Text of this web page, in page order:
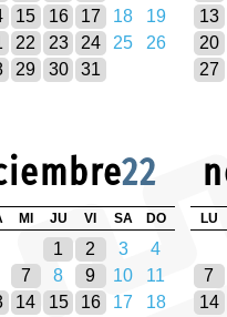
15 16 17 18
19
22 23 24 25
26
29 30 31
13
20
27
22
MI JU VI SA DO
1 2 3
4
7 8 9 10
11
14 15 16 17
18
LU
7
14